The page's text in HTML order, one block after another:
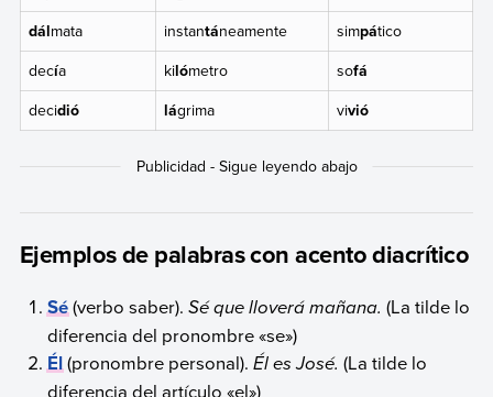
dálmata instantáneamente simpático
decía kilómetro sofá
decidió lágrima vivió
Ejemplos de palabras con acento diacrítico
Sé(verbo saber).Sé que lloverá mañana. (La tilde lo
diferencia del pronombre «se»)
Él(pronombre personal).Él es José. (La tilde lo
diferencia del artículo «el»)